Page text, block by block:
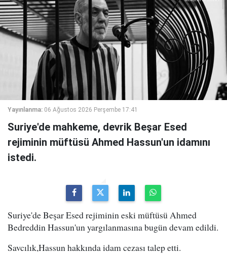
Yayınlanma: 06 Ağustos 2026 Perşembe 17:41
Suriye'de mahkeme, devrik Beşar Esed
rejiminin müftüsü Ahmed Hassun'un idamını
istedi.
Suriye'de Beşar Esed rejiminin eski müftüsü Ahmed
Bedreddin Hassun'un yargılanmasına bugün devam edildi.
Savcılık,Hassun hakkında idam cezası talep etti.